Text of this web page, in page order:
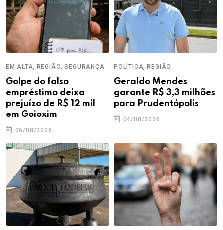
EM ALTA, REGIÃO,SEGURANÇA
Golpe do falso
empréstimo deixa
prejuízo de R$ 12 mil
em Goioxim
06/08/2026
POLÍTICA,REGIÃO
Geraldo Mendes
garante R$ 3,3 milhões
para Prudentópolis
04/08/2026